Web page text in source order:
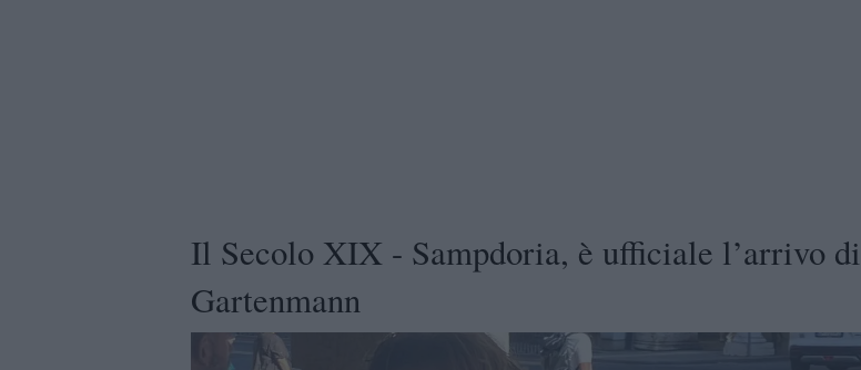
Il Secolo XIX - Sampdoria, è ufficiale l’arrivo di
Gartenmann